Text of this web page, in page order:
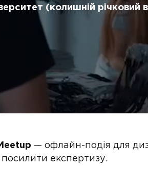
(колишній річковий
— офлайн-подія для
експертизу.